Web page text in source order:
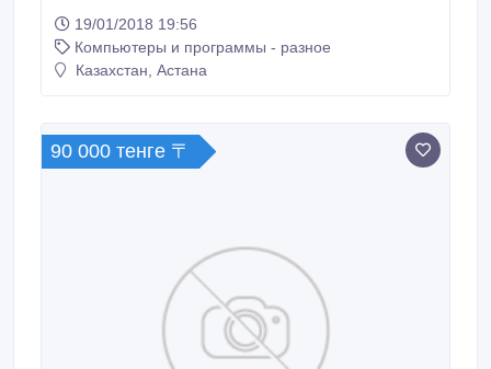
комплектующих -Проведение мероприятий с
использованием LED-экрана Также возможна
поставка светодиодных экранов по Вашему заказу..
19/01/2018 19:56
Компьютеры и программы - разное
Казахстан, Астана
90 000 тенге 〒